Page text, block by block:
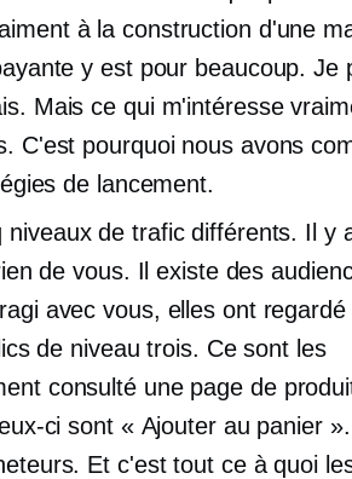
à la construction d'une
y est pour beaucoup. Je
Mais ce qui m'intéresse
C'est pourquoi nous avons
de lancement.
niveaux de trafic différents. Il y
de vous. Il existe des
avec vous, elles ont regardé
de niveau trois. Ce sont les
consulté une page de
ci sont « Ajouter au panier
Et c'est tout ce à quoi